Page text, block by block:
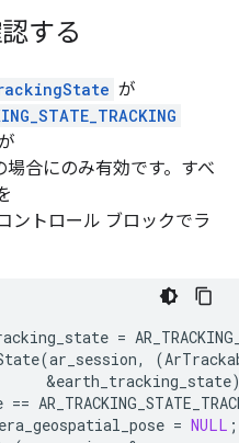
する
が
場合にのみ有効です。すべ
ントロール ブロックでラ
=
(ar_session, (
&earth_tracking_state
==
= NULL ;